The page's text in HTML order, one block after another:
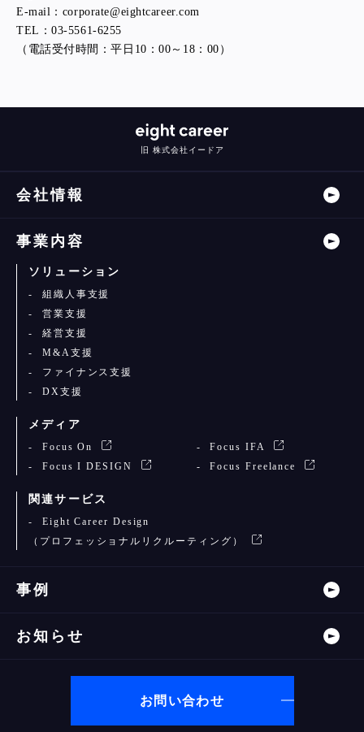
E-mail：corporate@eightcareer.com
TEL：03-5561-6255
（電話受付時間：平日10：00～18：00）
旧 株式会社イードア
会社情報
事業内容
ソリューション
組織人事支援
営業支援
経営支援
M&A支援
ファイナンス支援
DX支援
メディア
Focus On
Focus IFA
Focus I DESIGN
Focus Freelance
関連サービス
Eight Career Design
（プロフェッショナルリクルーティング）
事例
お知らせ
お問い合わせ